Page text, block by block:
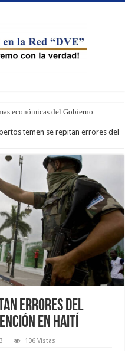
económicas del Gobierno
temen se repitan errores del
errores del
en Haití
106 Vistas